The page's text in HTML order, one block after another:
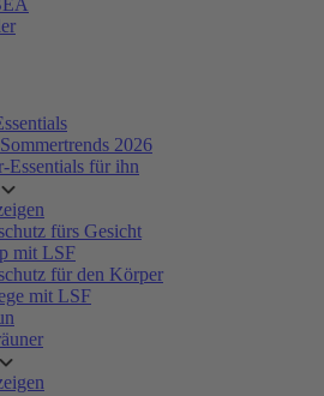
2026
Essentials für ihn
fürs Gesicht
mit LSF
für den Körper
mit LSF